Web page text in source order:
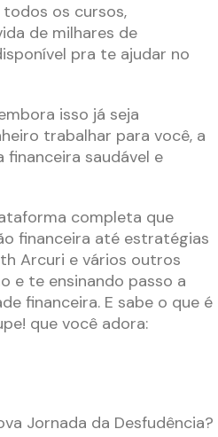
os cursos,
de milhares de
pra te ajudar no
isso já seja
trabalhar para você, a
saudável e
completa que
financeira até estratégias
Arcuri e vários outros
e te ensinando passo a
financeira. E sabe o que é
que você adora:
Jornada da Desfudência?